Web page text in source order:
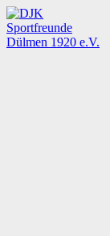
Zum
Inhalt
springen